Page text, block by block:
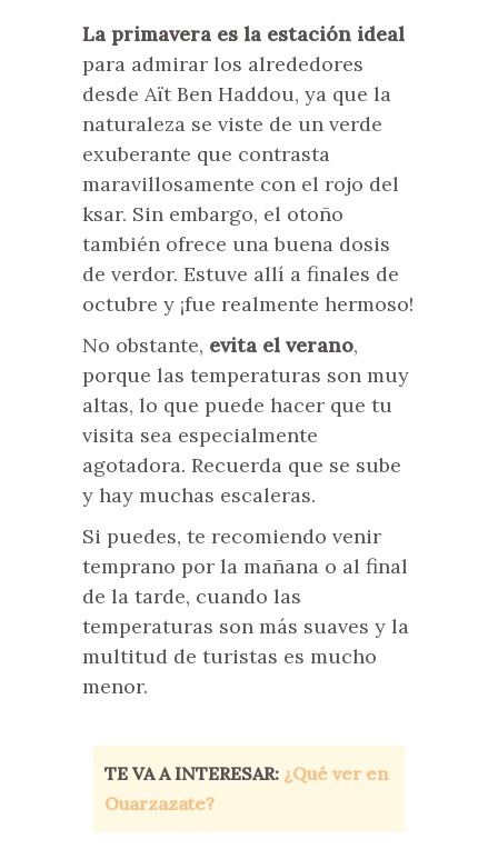
La primavera es la estación ideal
para admirar los alrededores
desde Aït Ben Haddou, ya que la
naturaleza se viste de un verde
exuberante que contrasta
maravillosamente con el rojo del
ksar. Sin embargo, el otoño
también ofrece una buena dosis
de verdor. Estuve allí a finales de
octubre y ¡fue realmente hermoso!
No obstante, evita el verano,
porque las temperaturas son muy
altas, lo que puede hacer que tu
visita sea especialmente
agotadora. Recuerda que se sube
y hay muchas escaleras.
Si puedes, te recomiendo venir
temprano por la mañana o al final
de la tarde, cuando las
temperaturas son más suaves y la
multitud de turistas es mucho
menor.
TE VA A INTERESAR: ¿Qué ver en
Ouarzazate?